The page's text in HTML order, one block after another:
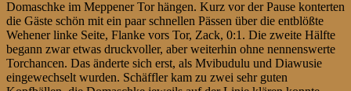
Domaschke im Meppener Tor hängen. Kurz vor der Pause konterten
die Gäste schön mit ein paar schnellen Pässen über die entblößte
Wehener linke Seite, Flanke vors Tor, Zack, 0:1. Die zweite Hälfte
begann zwar etwas druckvoller, aber weiterhin ohne nennenswerte
Torchancen. Das änderte sich erst, als Mvibudulu und Diawusie
eingewechselt wurden. Schäffler kam zu zwei sehr guten